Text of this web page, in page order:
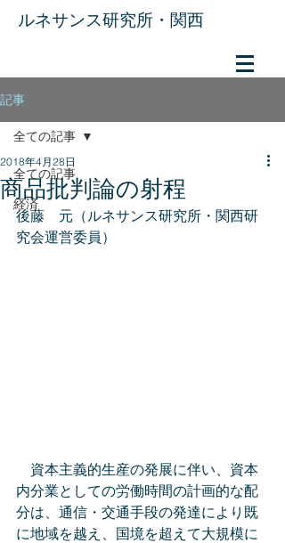
​ルネサンス研究所・関西
記事
全ての記事
経済
全ての記事
商品批判論の射程
2018年4月28日
後藤　元（ルネサンス研究所・関西研
究会運営委員）
資本主義的生産の発展に伴い、資本
内分業としての労働時間の計画的な配
分は、通信・交通手段の発達により既
に地域を越え、国境を超えて大規模に